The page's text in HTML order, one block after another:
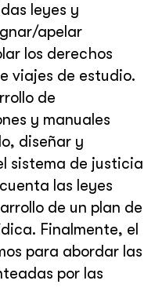
leyes y
apelar
los derechos
viajes de estudio.
de
y manuales
diseñar y
sistema de justicia
las leyes
de un plan de
Finalmente, el
para abordar las
por las